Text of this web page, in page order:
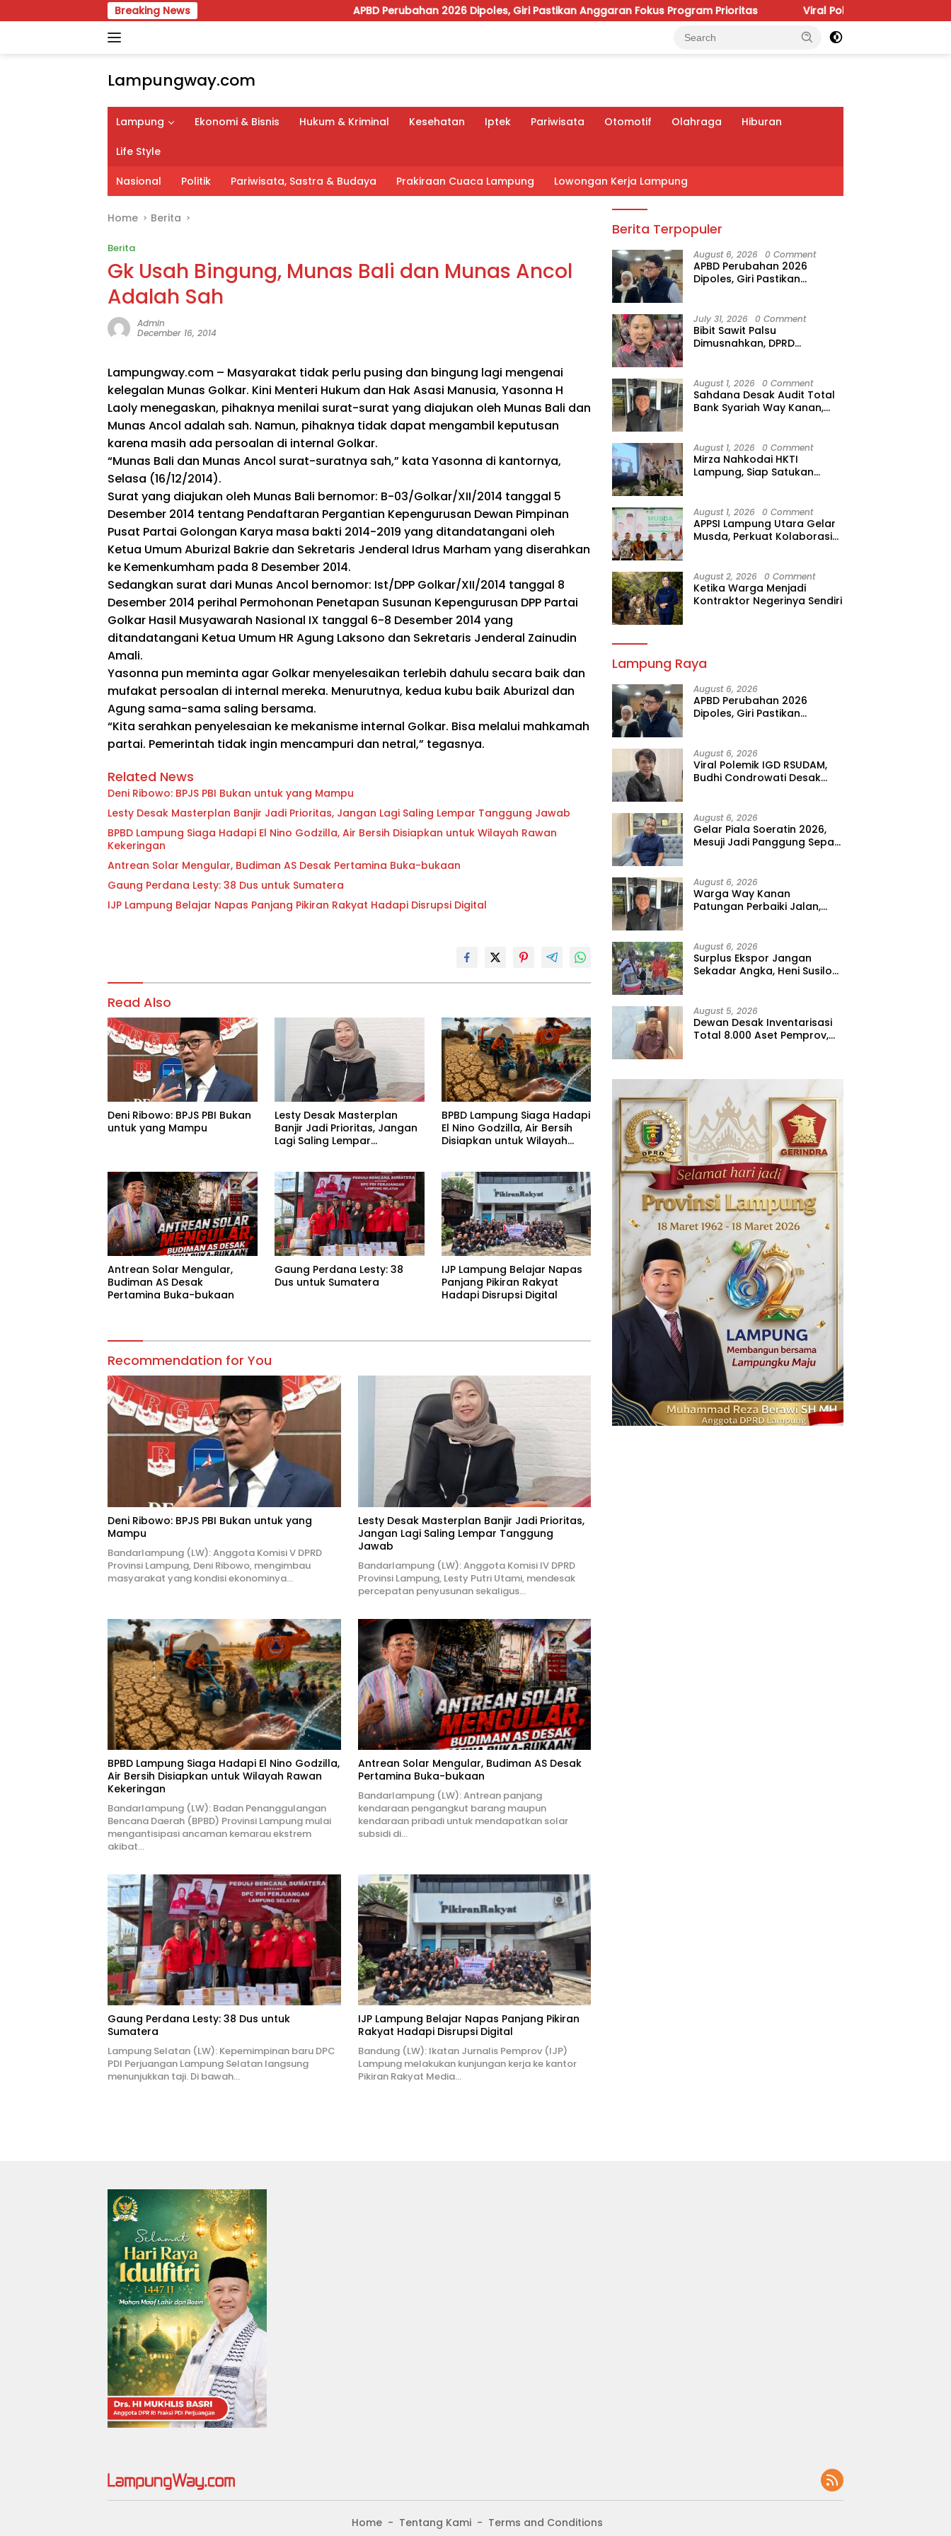
to
Breaking News APBD Perubahan 2026 Dipoles, Giri Pastikan Anggaran Fokus Program Prioritas Viral Polemik IGD RSUDAM, Budhi
Lampungway.com
Berita
Daerah
Lampung
Terpercaya
dan
Terupdate
Lampung Ekonomi & Bisnis Hukum & Kriminal Kesehatan Iptek Pariwisata Otomotif Olahraga Hiburan
Life Style
Nasional Politik Pariwisata, Sastra & Budaya Prakiraan Cuaca Lampung Lowongan Kerja Lampung
Home Berita
Berita
Gk Usah Bingung, Munas Bali dan Munas Ancol
Adalah Sah
Admin
December 16, 2014
Lampungway.com – Masyarakat tidak perlu pusing dan bingung lagi mengenai
kelegalan Munas Golkar. Kini Menteri Hukum dan Hak Asasi Manusia, Yasonna H
Laoly menegaskan, pihaknya menilai surat-surat yang diajukan oleh Munas Bali dan
Munas Ancol adalah sah. Namun, pihaknya tidak dapat mengambil keputusan
karena masih ada persoalan di internal Golkar.
“Munas Bali dan Munas Ancol surat-suratnya sah,” kata Yasonna di kantornya,
Selasa (16/12/2014).
Surat yang diajukan oleh Munas Bali bernomor: B-03/Golkar/XII/2014 tanggal 5
Desember 2014 tentang Pendaftaran Pergantian Kepengurusan Dewan Pimpinan
Pusat Partai Golongan Karya masa bakti 2014-2019 yang ditandatangani oleh
Ketua Umum Aburizal Bakrie dan Sekretaris Jenderal Idrus Marham yang diserahkan
ke Kemenkumham pada 8 Desember 2014.
Sedangkan surat dari Munas Ancol bernomor: Ist/DPP Golkar/XII/2014 tanggal 8
Desember 2014 perihal Permohonan Penetapan Susunan Kepengurusan DPP Partai
Golkar Hasil Musyawarah Nasional IX tanggal 6-8 Desember 2014 yang
ditandatangani Ketua Umum HR Agung Laksono dan Sekretaris Jenderal Zainudin
Amali.
Yasonna pun meminta agar Golkar menyelesaikan terlebih dahulu secara baik dan
mufakat persoalan di internal mereka. Menurutnya, kedua kubu baik Aburizal dan
Agung sama-sama saling bersama.
“Kita serahkan penyelesaian ke mekanisme internal Golkar. Bisa melalui mahkamah
partai. Pemerintah tidak ingin mencampuri dan netral,” tegasnya.
Related News
Deni Ribowo: BPJS PBI Bukan untuk yang Mampu
Lesty Desak Masterplan Banjir Jadi Prioritas, Jangan Lagi Saling Lempar Tanggung Jawab
BPBD Lampung Siaga Hadapi El Nino Godzilla, Air Bersih Disiapkan untuk Wilayah Rawan
Kekeringan
Antrean Solar Mengular, Budiman AS Desak Pertamina Buka-bukaan
Gaung Perdana Lesty: 38 Dus untuk Sumatera
IJP Lampung Belajar Napas Panjang Pikiran Rakyat Hadapi Disrupsi Digital
Read Also
Deni Ribowo: BPJS PBI Bukan
untuk yang Mampu
Lesty Desak Masterplan
Banjir Jadi Prioritas, Jangan
Lagi Saling Lempar
BPBD Lampung Siaga Hadapi
El Nino Godzilla, Air Bersih
Disiapkan untuk Wilayah
Antrean Solar Mengular,
Budiman AS Desak
Pertamina Buka-bukaan
Gaung Perdana Lesty: 38
Dus untuk Sumatera
IJP Lampung Belajar Napas
Panjang Pikiran Rakyat
Hadapi Disrupsi Digital
Recommendation for You
Deni Ribowo: BPJS PBI Bukan untuk yang
Mampu
Bandarlampung (LW): Anggota Komisi V DPRD
Provinsi Lampung, Deni Ribowo, mengimbau
masyarakat yang kondisi ekonominya…
Lesty Desak Masterplan Banjir Jadi Prioritas,
Jangan Lagi Saling Lempar Tanggung
Jawab
Bandarlampung (LW): Anggota Komisi IV DPRD
Provinsi Lampung, Lesty Putri Utami, mendesak
percepatan penyusunan sekaligus…
BPBD Lampung Siaga Hadapi El Nino Godzilla,
Air Bersih Disiapkan untuk Wilayah Rawan
Kekeringan
Bandarlampung (LW): Badan Penanggulangan
Bencana Daerah (BPBD) Provinsi Lampung mulai
mengantisipasi ancaman kemarau ekstrem
akibat…
Antrean Solar Mengular, Budiman AS Desak
Pertamina Buka-bukaan
Bandarlampung (LW): Antrean panjang
kendaraan pengangkut barang maupun
kendaraan pribadi untuk mendapatkan solar
subsidi di…
Gaung Perdana Lesty: 38 Dus untuk
Sumatera
Lampung Selatan (LW): Kepemimpinan baru DPC
PDI Perjuangan Lampung Selatan langsung
menunjukkan taji. Di bawah…
IJP Lampung Belajar Napas Panjang Pikiran
Rakyat Hadapi Disrupsi Digital
Bandung (LW): Ikatan Jurnalis Pemprov (IJP)
Lampung melakukan kunjungan kerja ke kantor
Pikiran Rakyat Media…
Berita Terpopuler
August 6, 2026 0 Comment
APBD Perubahan 2026
Dipoles, Giri Pastikan
July 31, 2026 0 Comment
Bibit Sawit Palsu
Dimusnahkan, DPRD
August 1, 2026 0 Comment
Sahdana Desak Audit Total
Bank Syariah Way Kanan,
August 1, 2026 0 Comment
Mirza Nahkodai HKTI
Lampung, Siap Satukan
August 1, 2026 0 Comment
APPSI Lampung Utara Gelar
Musda, Perkuat Kolaborasi
Bermartabat
August 2, 2026 0 Comment
Ketika Warga Menjadi
Kontraktor Negerinya Sendiri
Lampung Raya
August 6, 2026
APBD Perubahan 2026
Dipoles, Giri Pastikan
August 6, 2026
Viral Polemik IGD RSUDAM,
Budhi Condrowati Desak
August 6, 2026
Gelar Piala Soeratin 2026,
Mesuji Jadi Panggung Sepak
August 6, 2026
Warga Way Kanan
Patungan Perbaiki Jalan,
August 6, 2026
Surplus Ekspor Jangan
Sekadar Angka, Heni Susilo
August 5, 2026
Dewan Desak Inventarisasi
Total 8.000 Aset Pemprov,
Home Tentang Kami
Terms and Conditions